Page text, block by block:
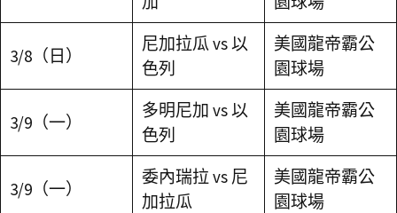
3/8（日）
尼加拉瓜 vs 以
色列
美國龍帝霸公
園球場
3/9（一）
多明尼加 vs 以
色列
美國龍帝霸公
園球場
3/9（一）
委內瑞拉 vs 尼
加拉瓜
美國龍帝霸公
園球場